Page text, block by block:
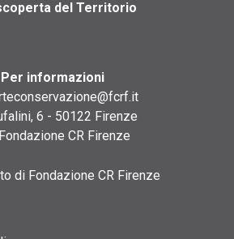
del Territorio
Per informazioni
6 - 50122 Firenze
CR Firenze
di Fondazione CR Firenze